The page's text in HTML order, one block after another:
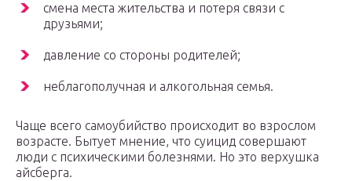
смена места жительства и потеря связи с
друзьями;
давление со стороны родителей;
неблагополучная и алкогольная семья.
Чаще всего самоубийство происходит во взрослом
возрасте. Бытует мнение, что суицид совершают
люди с психическими болезнями. Но это верхушка
айсберга.